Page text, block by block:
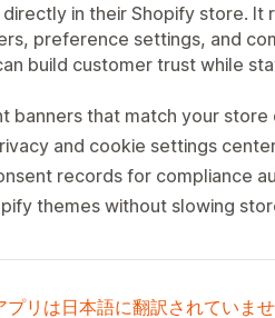
in their Shopify store.
preference settings, and
build customer trust while
banners that match your store
and cookie settings
records for compliance
themes without slowing
プリは日本語に翻訳されていま